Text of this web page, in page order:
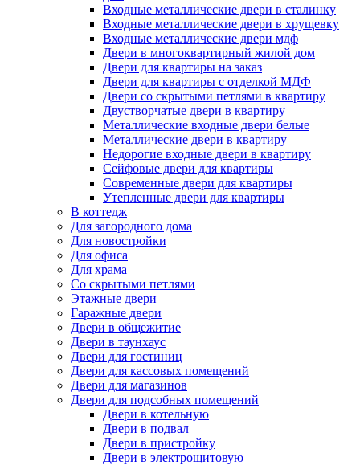
Входные металлические двери в сталинку
Входные металлические двери в хрущевку
Входные металлические двери мдф
Двери в многоквартирный жилой дом
Двери для квартиры на заказ
Двери для квартиры с отделкой МДФ
Двери со скрытыми петлями в квартиру
Двустворчатые двери в квартиру
Металлические входные двери белые
Металлические двери в квартиру
Недорогие входные двери в квартиру
Сейфовые двери для квартиры
Современные двери для квартиры
Утепленные двери для квартиры
В коттедж
Для загородного дома
Для новостройки
Для офиса
Для храма
Со скрытыми петлями
Этажные двери
Гаражные двери
Двери в общежитие
Двери в таунхаус
Двери для гостиниц
Двери для кассовых помещений
Двери для магазинов
Двери для подсобных помещений
Двери в котельную
Двери в подвал
Двери в пристройку
Двери в электрощитовую